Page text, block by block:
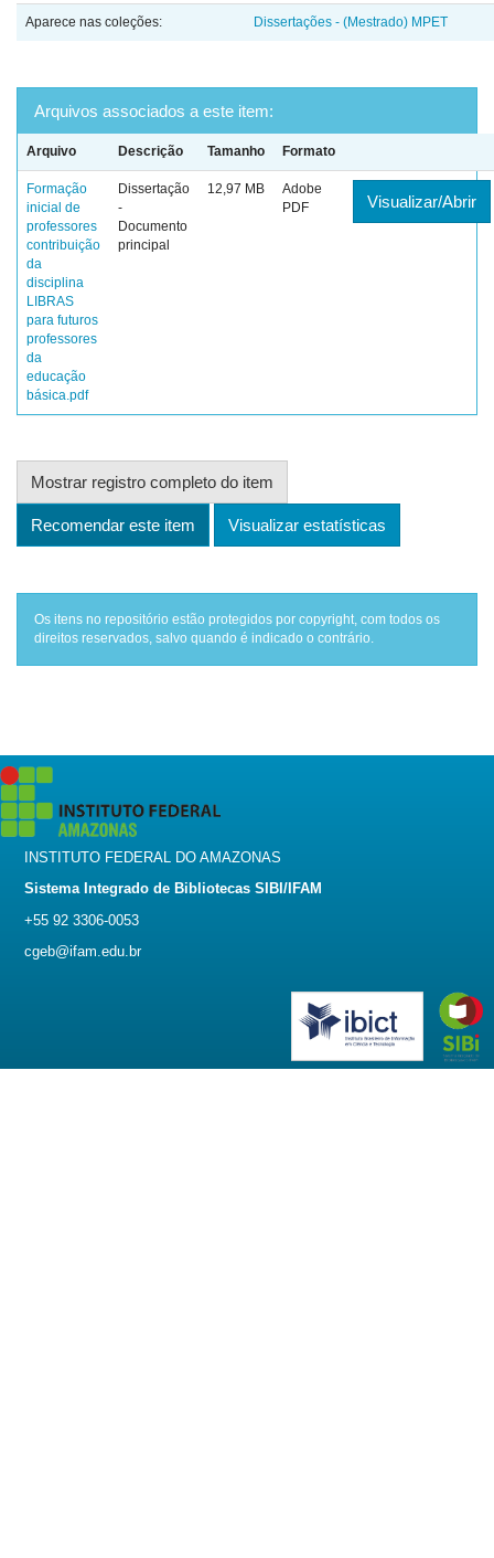
Aparece nas coleções: Dissertações - (Mestrado) MPET
Arquivos associados a este item:
Arquivo Descrição Tamanho Formato
Formação
inicial de
professores
contribuição
da
disciplina
LIBRAS
para futuros
professores
da
educação
básica.pdf
Dissertação
-
Documento
principal
12,97 MB
Adobe
PDF
Visualizar/Abrir
Mostrar registro completo do item
Recomendar este item Visualizar estatísticas
Os itens no repositório estão protegidos por copyright, com todos os
direitos reservados, salvo quando é indicado o contrário.
INSTITUTO FEDERAL DO AMAZONAS
Sistema Integrado de Bibliotecas SIBI/IFAM
+55 92 3306-0053
cgeb@ifam.edu.br